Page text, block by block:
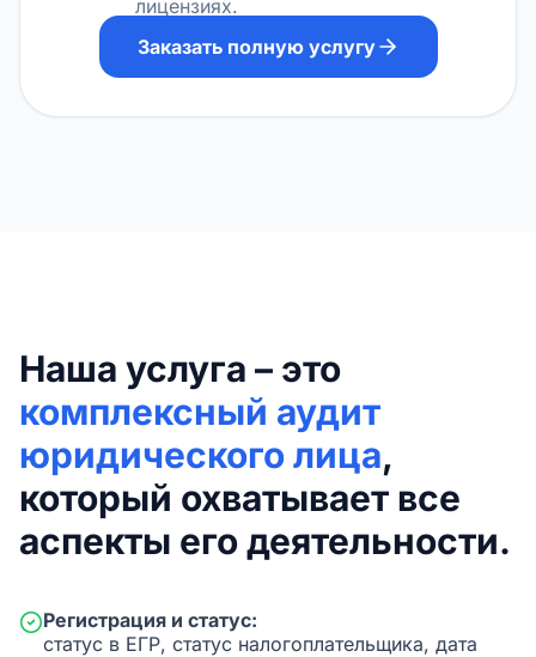
лицензиях.
Заказать полную услугу
Наша услуга – это
комплексный аудит
юридического лица,
который охватывает все
аспекты его деятельности.
Регистрация и статус:
статус в ЕГР, статус налогоплательщика, дата